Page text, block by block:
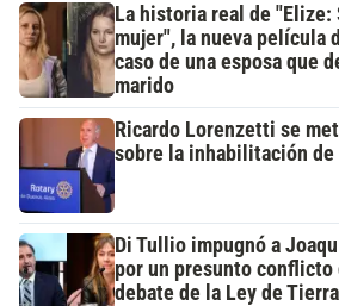
La historia real de "Elize:
mujer", la nueva película
caso de una esposa que
marido
Ricardo Lorenzetti se
sobre la inhabilitación
Di Tullio impugnó a
por un presunto conflicto
debate de la Ley de